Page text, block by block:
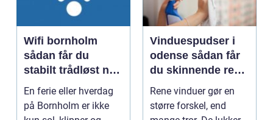
Wifi bornholm
sådan får du
stabilt trådløst net
på klippeøen
En ferie eller hverdag
på Bornholm er ikke
Vinduespudser i
odense sådan får
du skinnende rene
ruder året rundt
Rene vinduer gør en
større forskel, end